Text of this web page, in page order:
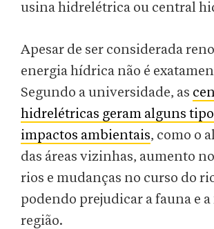
usina hidrelétrica ou central
Apesar de ser considerada
energia hídrica não é
Segundo a universidade, as
hidrelétricas geram alguns
impactos ambientais, como o
das áreas vizinhas, aumento
rios e mudanças no curso do
podendo prejudicar a fauna e
região.